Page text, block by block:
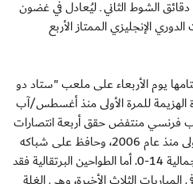
الشوط الثاني ـ ليُعادل في غضون
الإنجليزي الممتاز الأربع
يوم الأربعاء على ملعب "ستاد دو
الهزيمة للمرة الأولى منذ أغسطس/آب
فرنسي منتفض حقق أربعة انتصارات
على التوالي أمام جمهوره للمرة الأولى منذ عام 2006، وحافظ على شباكه
نظيفة فيها جميعاً ليخرج بنتيجة إجمالية 14-0. أما الطواحين البرتقالية فقد